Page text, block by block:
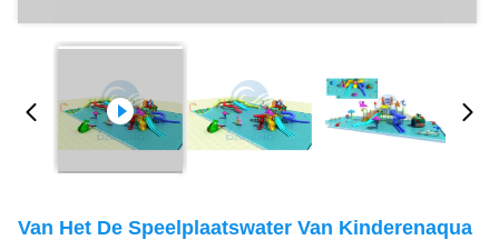
Van Het De Speelplaatswater Van Kinderenaqua